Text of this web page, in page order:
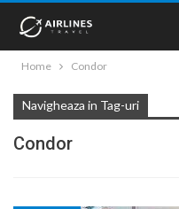
Home Condor
Navigheaza in Tag-uri
Condor